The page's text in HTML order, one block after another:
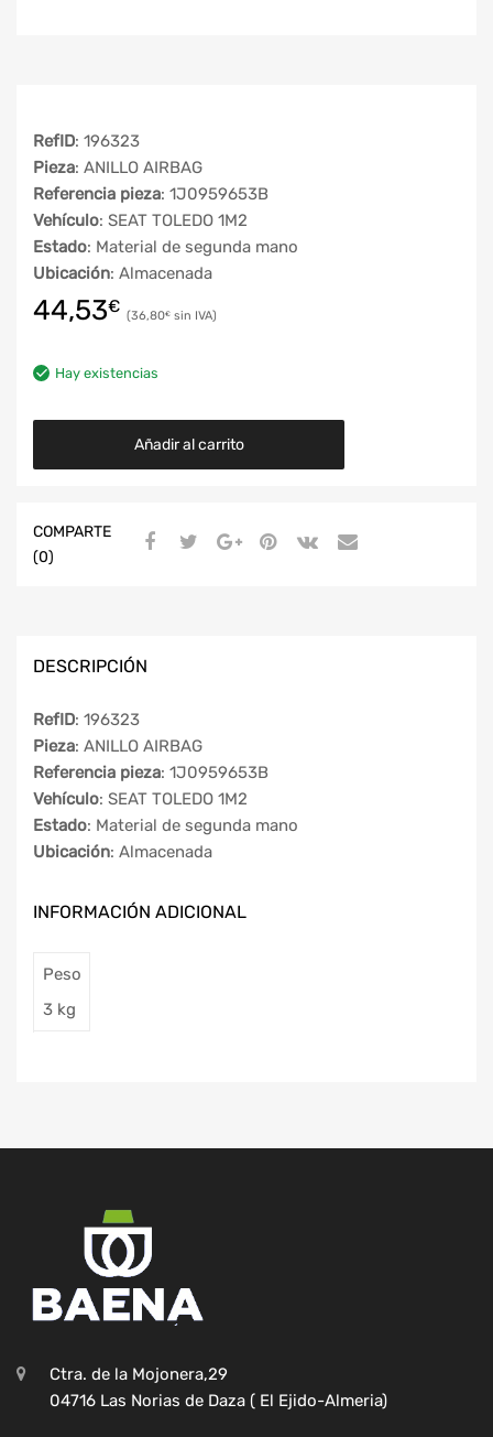
RefID: 196323
Pieza: ANILLO AIRBAG
Referencia pieza: 1J0959653B
Vehículo: SEAT TOLEDO 1M2
Estado: Material de segunda mano
Ubicación: Almacenada
44,53€ 36,80€
Hay existencias
Añadir al carrito
COMPARTE
(0)
DESCRIPCIÓN
RefID: 196323
Pieza: ANILLO AIRBAG
Referencia pieza: 1J0959653B
Vehículo: SEAT TOLEDO 1M2
Estado: Material de segunda mano
Ubicación: Almacenada
INFORMACIÓN ADICIONAL
Peso
3 kg
Ctra. de la Mojonera,29
04716 Las Norias de Daza ( El Ejido-Almeria)